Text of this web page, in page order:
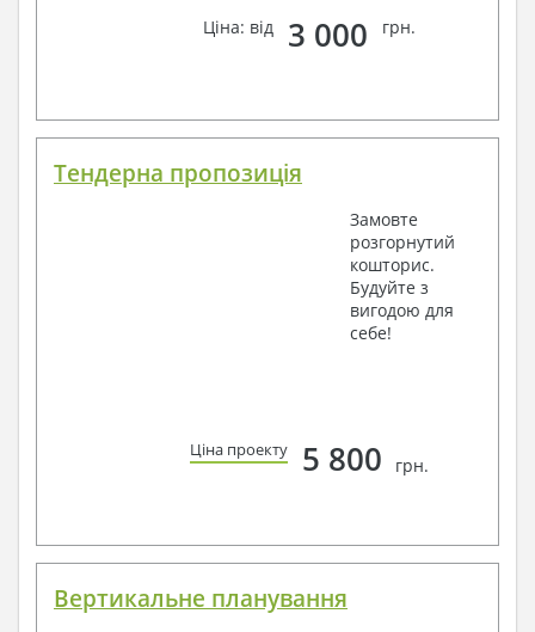
Ціна: від
3 000 грн.
Тендерна пропозиція
Замовте
розгорнутий
кошторис.
Будуйте з
вигодою для
себе!
Ціна проекту 5 800 грн.
Вертикальне планування